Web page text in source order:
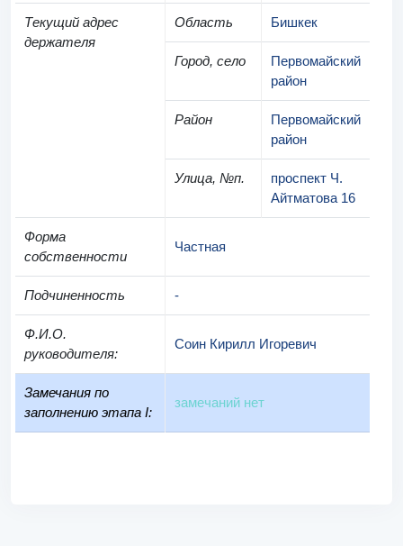
Текущий адрес
держателя
Область Бишкек
Город, село
Первомайский
район
Район
Первомайский
район
Улица, №п.
проспект Ч.
Айтматова 16
Форма
собственности
Частная
Подчиненность -
Ф.И.О.
руководителя:
Соин Кирилл Игоревич
Замечания по
заполнению этапа I:
замечаний нет